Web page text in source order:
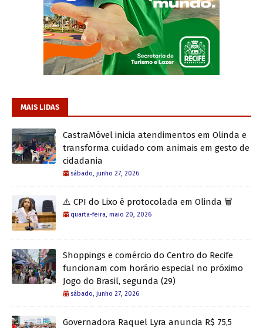
MAIS LIDAS
CastraMóvel inicia atendimentos em Olinda e
transforma cuidado com animais em gesto de
cidadania
sábado, junho 27, 2026
⚠️ CPI do Lixo é protocolada em Olinda 🗑️
quarta-feira, maio 20, 2026
Shoppings e comércio do Centro do Recife
funcionam com horário especial no próximo
Jogo do Brasil, segunda (29)
sábado, junho 27, 2026
Governadora Raquel Lyra anuncia R$ 75,5